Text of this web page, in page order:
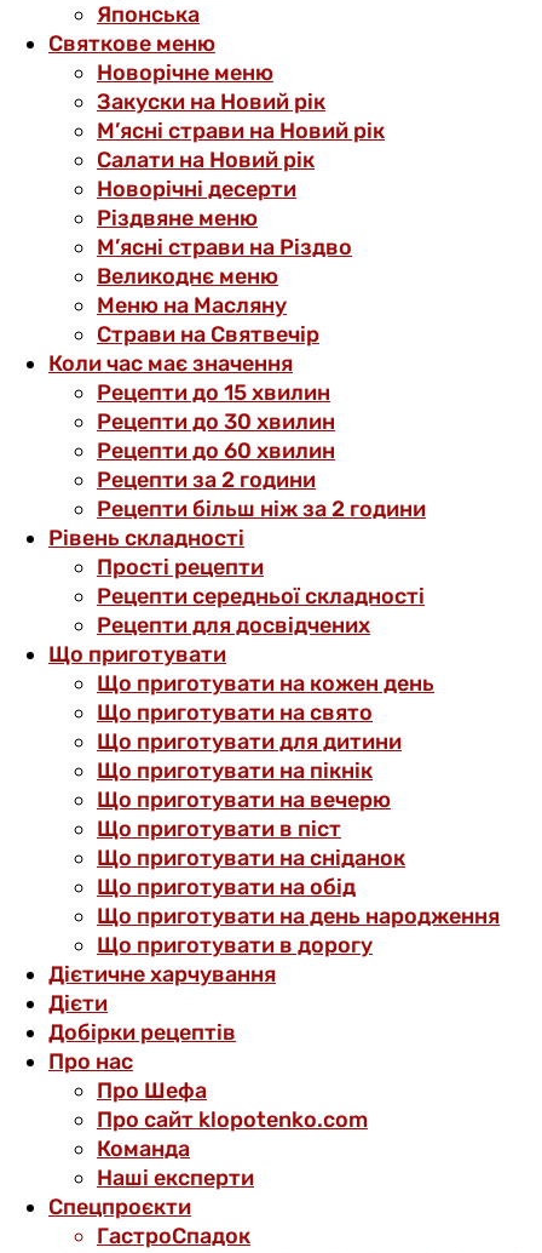
Японська
Святкове меню
Новорічне меню
Закуски на Новий рік
М’ясні страви на Новий рік
Салати на Новий рік
Новорічні десерти
Різдвяне меню
М’ясні страви на Різдво
Великоднє меню
Меню на Масляну
Страви на Святвечір
Коли час має значення
Рецепти до 15 хвилин
Рецепти до 30 хвилин
Рецепти до 60 хвилин
Рецепти за 2 години
Рецепти більш ніж за 2 години
Рівень складності
Прості рецепти
Рецепти середньої складності
Рецепти для досвідчених
Що приготувати
Що приготувати на кожен день
Що приготувати на свято
Що приготувати для дитини
Що приготувати на пікнік
Що приготувати на вечерю
Що приготувати в піст
Що приготувати на сніданок
Що приготувати на обід
Що приготувати на день народження
Що приготувати в дорогу
Дієтичне харчування
Дієти
Добірки рецептів
Про нас
Про Шефа
Про сайт klopotenko.com
Команда
Наші експерти
Спецпроєкти
ГастроСпадок